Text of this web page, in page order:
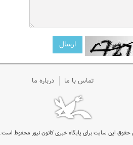
تماس با ما درباره ما
حقوق این سایت برای پایگاه خبری کانون نیوز محفوظ است.